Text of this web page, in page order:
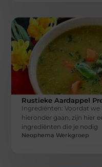
Rustieke Aardappel
Ingrediënten: Voordat
hieronder gaan, zijn hier
ingrediënten die je nodig
Neophema Werkgroep